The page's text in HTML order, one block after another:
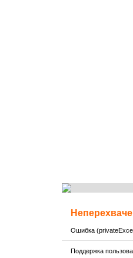
Ошибка
Поддержка